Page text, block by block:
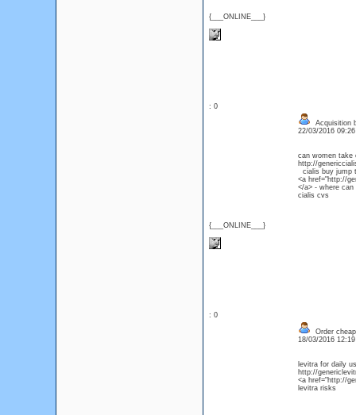
{___ONLINE___}
: 0
{___ONLINE___}
Acquisition
22/03/2016
can women take
http://
cialis buy jump
<a href="http://
</a> - where
cialis cvs
: 0
Order
18/03/2016
levitra for daily
http://
<a href="http://
levitra risks